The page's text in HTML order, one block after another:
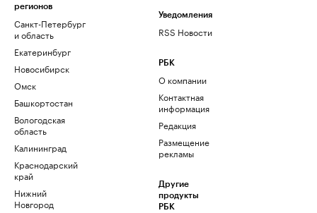
регионов
Санкт-Петербург
и область
Екатеринбург
Новосибирск
Омск
Башкортостан
Вологодская
область
Калининград
Краснодарский
край
Нижний
Новгород
Уведомления
RSS Новости
РБК
О компании
Контактная
информация
Редакция
Размещение
рекламы
Другие
продукты
РБК